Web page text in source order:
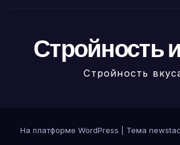
Стройность
Стройность
На платформе WordPress Тема